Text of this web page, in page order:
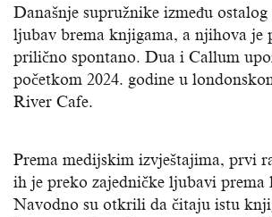
Današnje supružnike između
ljubav brema knjigama, a njihova je
prilično spontano. Dua i Callum
početkom 2024. godine u
River Cafe.
Prema medijskim izvještajima, prvi
ih je preko zajedničke ljubavi prema
Navodno su otkrili da čitaju istu